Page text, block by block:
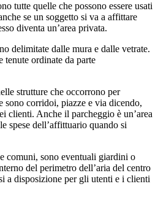
tutte quelle che possono essere usati
se un soggetto si va a affittare
diventa un’area privata.
delimitate dalle mura e dalle vetrate.
tenute ordinate da parte
strutture che occorrono per
sono corridoi, piazze e via dicendo,
clienti. Anche il parcheggio è un’area
spese dell’affittuario quando si
comuni, sono eventuali giardini o
del perimetro dell’aria del centro
a disposizione per gli utenti e i clienti